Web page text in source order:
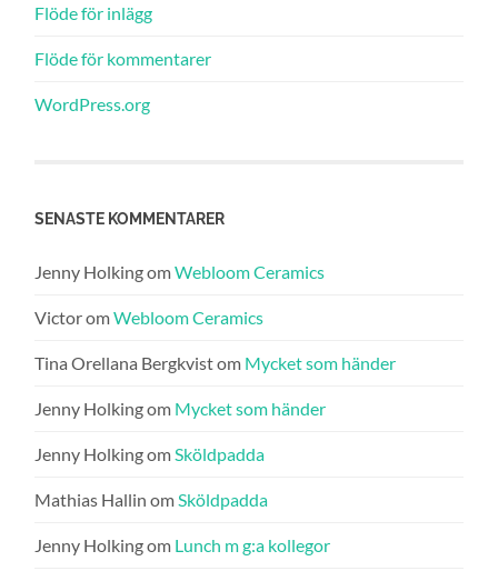
Flöde för inlägg
Flöde för kommentarer
WordPress.org
SENASTE KOMMENTARER
Jenny HolkingomWebloom Ceramics
VictoromWebloom Ceramics
Tina Orellana Bergkvistom Mycket som händer
Jenny Holkingom Mycket som händer
Jenny HolkingomSköldpadda
Mathias Hallin omSköldpadda
Jenny Holkingom Lunch m g:a kollegor